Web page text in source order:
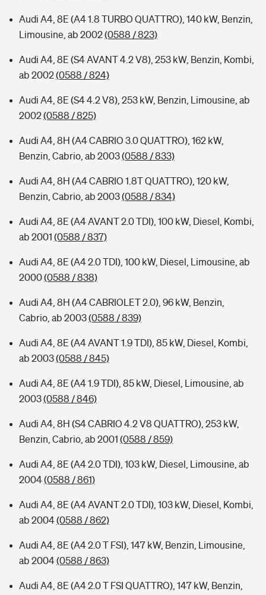
Audi A4, 8E (A4 1.8 TURBO QUATTRO), 140 kW, Benzin,
Limousine, ab 2002(0588 / 823)
Audi A4, 8E (S4 AVANT 4.2 V8), 253 kW, Benzin, Kombi,
ab 2002(0588 / 824)
Audi A4, 8E (S4 4.2 V8), 253 kW, Benzin, Limousine, ab
2002(0588 / 825)
Audi A4, 8H (A4 CABRIO 3.0 QUATTRO), 162 kW,
Benzin, Cabrio, ab 2003(0588 / 833)
Audi A4, 8H (A4 CABRIO 1.8T QUATTRO), 120 kW,
Benzin, Cabrio, ab 2003(0588 / 834)
Audi A4, 8E (A4 AVANT 2.0 TDI), 100 kW, Diesel, Kombi,
ab 2001 (0588 / 837)
Audi A4, 8E (A4 2.0 TDI), 100 kW, Diesel, Limousine, ab
2000(0588 / 838)
Audi A4, 8H (A4 CABRIOLET 2.0), 96 kW, Benzin,
Cabrio, ab 2003(0588 / 839)
Audi A4, 8E (A4 AVANT 1.9 TDI), 85 kW, Diesel, Kombi,
ab 2003(0588 / 845)
Audi A4, 8E (A4 1.9 TDI), 85 kW, Diesel, Limousine, ab
2003(0588 / 846)
Audi A4, 8H (S4 CABRIO 4.2 V8 QUATTRO), 253 kW,
Benzin, Cabrio, ab 2001 (0588 / 859)
Audi A4, 8E (A4 2.0 TDI), 103 kW, Diesel, Limousine, ab
2004(0588 / 861)
Audi A4, 8E (A4 AVANT 2.0 TDI), 103 kW, Diesel, Kombi,
ab 2004(0588 / 862)
Audi A4, 8E (A4 2.0 T FSI), 147 kW, Benzin, Limousine,
ab 2004(0588 / 863)
Audi A4, 8E (A4 2.0 T FSI QUATTRO), 147 kW, Benzin,